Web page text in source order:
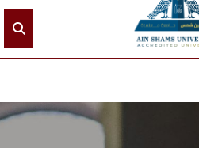
الرئيسيـة